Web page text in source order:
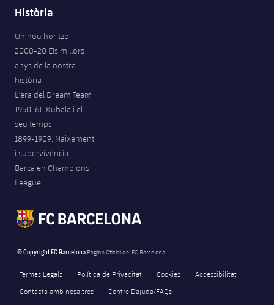
Història
Un nou horitzó
2008-20 Els millors
anys de la nostra
història
L'era del Dream Team
1950-61. Kubala i el
seu temps
1899-1909. Naixement
i supervivència
Barça en Champions
League
© Copyright FC Barcelona Pàgina Oficial del FC Barcelona
Termes Legals Política de Privacitat Cookies
Accessibilitat
Contacta amb nosaltres
Centre D’ajuda/FAQs